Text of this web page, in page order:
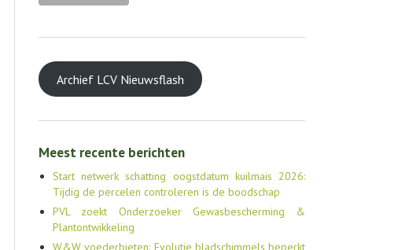
Archief LCV Nieuwsflash
Meest recente berichten
Start netwerk schatting oogstdatum kuilmais 2026:
Tijdig de percelen controleren is de boodschap
PVL zoekt Onderzoeker Gewasbescherming &
Plantontwikkeling